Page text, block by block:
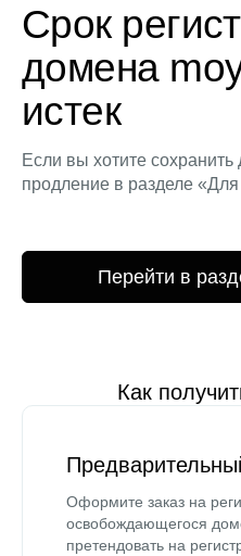
Срок
домена
истек
Если вы хотите
продление в разделе «Для
Перейти в
Как
Оформите заказ на
освобождающегося
претендовать на